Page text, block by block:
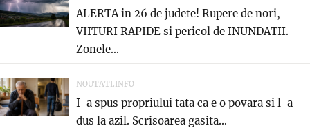
ALERTA in 26 de judete! Rupere de nori,
VIITURI RAPIDE si pericol de INUNDATII.
Zonele...
NOUTATI.INFO
I-a spus propriului tata ca e o povara si l-a
dus la azil. Scrisoarea gasita...